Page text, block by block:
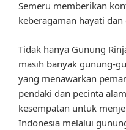
Semeru memberikan
keberagaman hayati
Tidak hanya Gunung
masih banyak gunung-
yang menawarkan
pendaki dan pecinta
kesempatan untuk
Indonesia melalui